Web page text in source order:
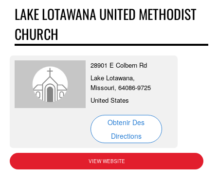
LAKE LOTAWANA UNITED METHODIST
CHURCH
28901 E Colbern Rd
Lake Lotawana,
Missouri, 64086-9725
United States
Obtenir Des
Directions
VIEW WEBSITE